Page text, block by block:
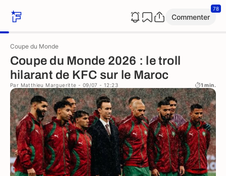
Commenter
78
Coupe du Monde
Coupe du Monde 2026 : le troll
hilarant de KFC sur le Maroc
Par Matthieu Margueritte - 09/07 - 12:23 1 min.